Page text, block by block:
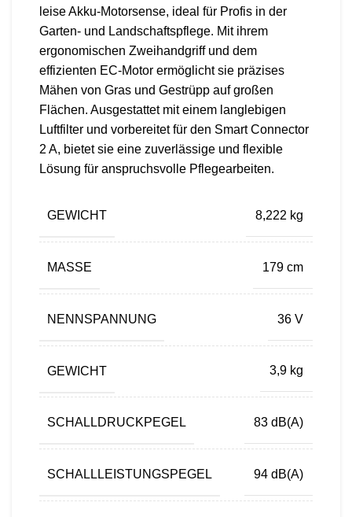
leise Akku-Motorsense, ideal für Profis in der
Garten- und Landschaftspflege. Mit ihrem
ergonomischen Zweihandgriff und dem
effizienten EC-Motor ermöglicht sie präzises
Mähen von Gras und Gestrüpp auf großen
Flächen. Ausgestattet mit einem langlebigen
Luftfilter und vorbereitet für den Smart Connector
2 A, bietet sie eine zuverlässige und flexible
Lösung für anspruchsvolle Pflegearbeiten.
GEWICHT 8,222 kg
MASSE 179 cm
NENNSPANNUNG 36 V
GEWICHT 3,9 kg
SCHALLDRUCKPEGEL 83 dB(A)
SCHALLLEISTUNGSPEGEL 94 dB(A)